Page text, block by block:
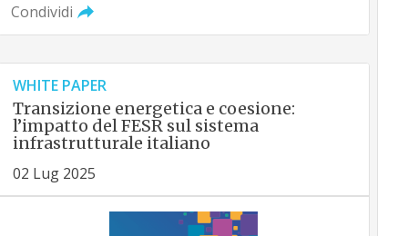
Condividi
WHITE PAPER
Transizione energetica e coesione:
l’impatto del FESR sul sistema
infrastrutturale italiano
02 Lug 2025